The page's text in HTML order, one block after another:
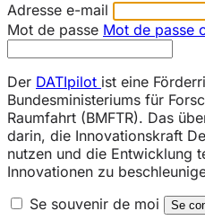
Adresse e-mail
Mot de passe Mot de passe
Der DATIpilot ist eine
Bundesministeriums für
Raumfahrt (BMFTR). Das
darin, die Innovationskraft
nutzen und die Entwicklung
Innovationen zu
Se souvenir de moi